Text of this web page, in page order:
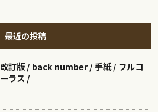
最近の投稿
改訂版 / back number / 手紙 / フルコ
ーラス /